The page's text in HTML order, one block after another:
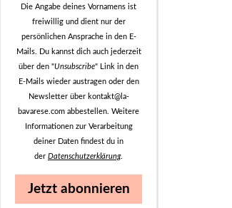
Die Angabe deines Vornamens ist
freiwillig und dient nur der
persönlichen Ansprache in den E-
Mails. Du kannst dich auch jederzeit
über den "Unsubscribe" Link in den
E-Mails wieder austragen oder den
Newsletter über kontakt@la-
bavarese.com abbestellen. Weitere
Informationen zur Verarbeitung
deiner Daten findest du in
der Datenschutzerklärung.
Jetzt abonnieren